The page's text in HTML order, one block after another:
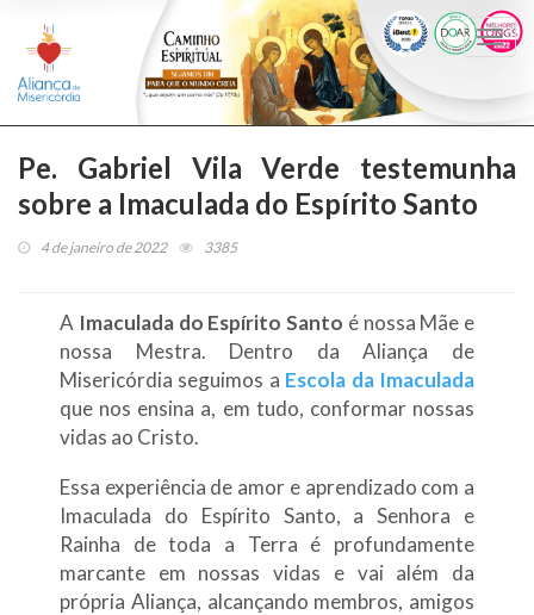
Pe. Gabriel Vila Verde testemunha
sobre a Imaculada do Espírito Santo
4 de janeiro de 2022 3385
A Imaculada do Espírito Santo é nossa Mãe e
nossa Mestra. Dentro da Aliança de
Misericórdia seguimos a Escola da Imaculada
que nos ensina a, em tudo, conformar nossas
vidas ao Cristo.
Essa experiência de amor e aprendizado com a
Imaculada do Espírito Santo, a Senhora e
Rainha de toda a Terra é profundamente
marcante em nossas vidas e vai além da
própria Aliança, alcançando membros, amigos